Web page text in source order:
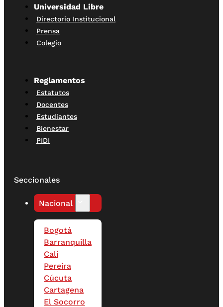
Universidad Libre
Directorio Institucional
Prensa
Colegio
Reglamentos
Estatutos
Docentes
Estudiantes
Bienestar
PIDI
Seccionales
Nacional
Bogotá
Barranquilla
Cali
Pereira
Cúcuta
Cartagena
El Socorro